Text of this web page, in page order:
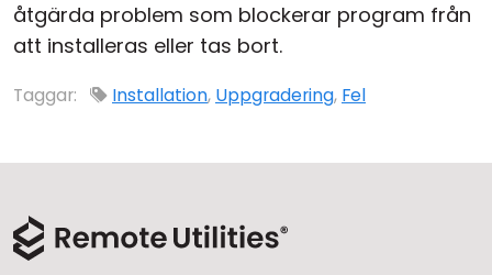
åtgärda problem som blockerar program från
att installeras eller tas bort.
Taggar: Installation, Uppgradering, Fel